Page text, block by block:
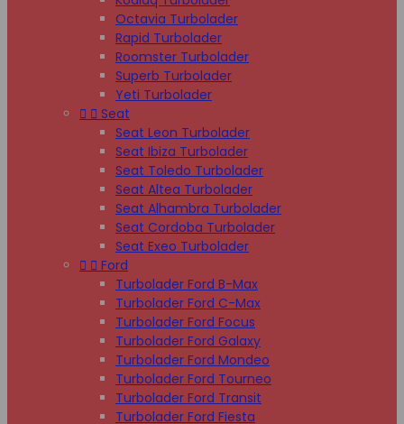
Octavia Turbolader
Rapid Turbolader
Roomster Turbolader
Superb Turbolader
Yeti Turbolader
  Seat
Seat Leon Turbolader
Seat Ibiza Turbolader
Seat Toledo Turbolader
Seat Altea Turbolader
Seat Alhambra Turbolader
Seat Cordoba Turbolader
Seat Exeo Turbolader
  Ford
Turbolader Ford B-Max
Turbolader Ford C-Max
Turbolader Ford Focus
Turbolader Ford Galaxy
Turbolader Ford Mondeo
Turbolader Ford Tourneo
Turbolader Ford Transit
Turbolader Ford Fiesta